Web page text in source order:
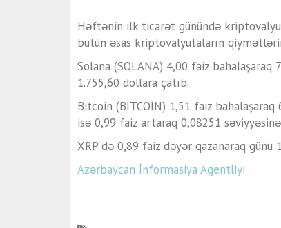
Həftənin ilk ticarət günündə
bütün əsas kriptovalyutaların
Solana (SOLANA) 4,00 faiz
1.755,60 dollara çatıb.
Bitcoin (BITCOIN) 1,51 faiz
isə 0,99 faiz artaraq 0,08251
XRP də 0,89 faiz dəyər qazanaraq günü
Azərbaycan İnformasiya Agentliyi